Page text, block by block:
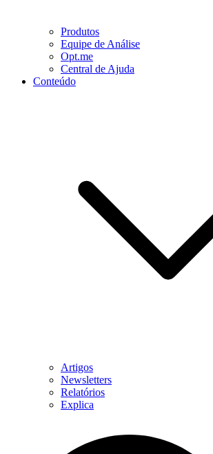
Produtos
Equipe de Análise
Opt.me
Central de Ajuda
Conteúdo
Artigos
Newsletters
Relatórios
Explica